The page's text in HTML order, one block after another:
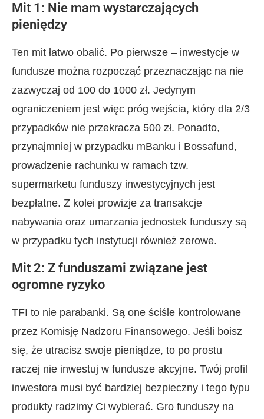
Mit 1: Nie mam wystarczających
pieniędzy
Ten mit łatwo obalić. Po pierwsze – inwestycje w
fundusze można rozpocząć przeznaczając na nie
zazwyczaj od 100 do 1000 zł. Jedynym
ograniczeniem jest więc próg wejścia, który dla 2/3
przypadków nie przekracza 500 zł. Ponadto,
przynajmniej w przypadku mBanku i Bossafund,
prowadzenie rachunku w ramach tzw.
supermarketu funduszy inwestycyjnych jest
bezpłatne. Z kolei prowizje za transakcje
nabywania oraz umarzania jednostek funduszy są
w przypadku tych instytucji również zerowe.
Mit 2: Z funduszami związane jest
ogromne ryzyko
TFI to nie parabanki. Są one ściśle kontrolowane
przez Komisję Nadzoru Finansowego. Jeśli boisz
się, że utracisz swoje pieniądze, to po prostu
raczej nie inwestuj w fundusze akcyjne. Twój profil
inwestora musi być bardziej bezpieczny i tego typu
produkty radzimy Ci wybierać. Gro funduszy na